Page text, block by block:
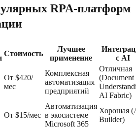
RPA-платформ
Стоимость
Лучшее
применение
с AI
От $420/
мес
Комплексная
автоматизация
предприятий
Отличная
(Document
AI Fabric)
От $15/мес
Автоматизация
в экосистеме
Microsoft 365
Хорошая
Builder)